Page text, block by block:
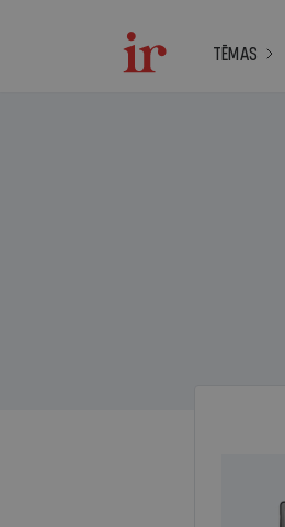
TĒMAS